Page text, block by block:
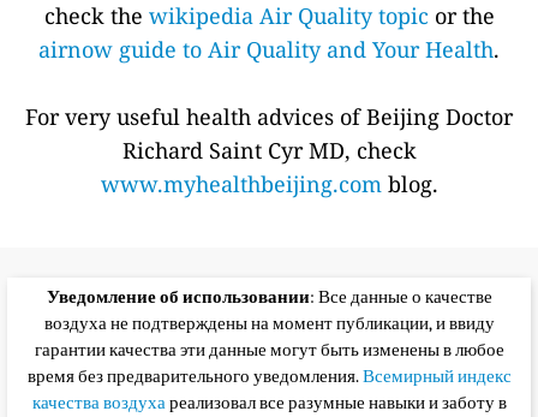
check the wikipedia Air Quality topic or the
airnow guide to Air Quality and Your Health.
For very useful health advices of Beijing Doctor
Richard Saint Cyr MD, check
www.myhealthbeijing.comblog.
Уведомление об использовании: Все данные о качестве
воздуха не подтверждены на момент публикации, и ввиду
гарантии качества эти данные могут быть изменены в любое
время без предварительного уведомления.Всемирный индекс
качества воздухареализовал все разумные навыки и заботу в